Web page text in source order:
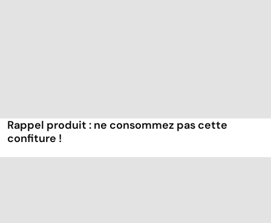
Rappel produit : ne consommez pas cette
confiture !